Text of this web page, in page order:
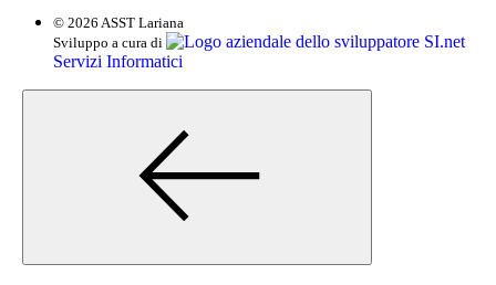
© 2026 ASST Lariana
Sviluppo a cura di
SI.net
Servizi Informatici